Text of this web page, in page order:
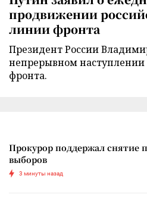
продвижении
линии фронта
Президент России
непрерывном
фронта.
Прокурор поддержал снятие
выборов
3 минуты назад